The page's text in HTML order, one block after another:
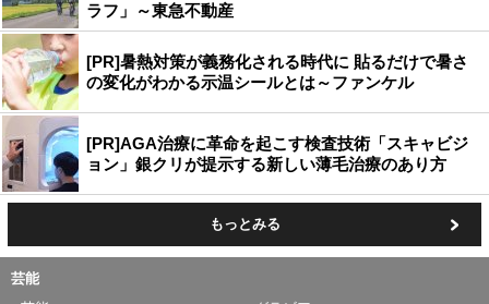
ラフ」～東急不動産
[PR]暑熱対策が義務化される時代に 貼るだけで暑さ
の変化がわかる示温シールとは～ファンケル
[PR]AGA治療に革命を起こす検査技術「スキャビジ
ョン」銀クリが提示する新しい薄毛治療のあり方
もっとみる
芸能